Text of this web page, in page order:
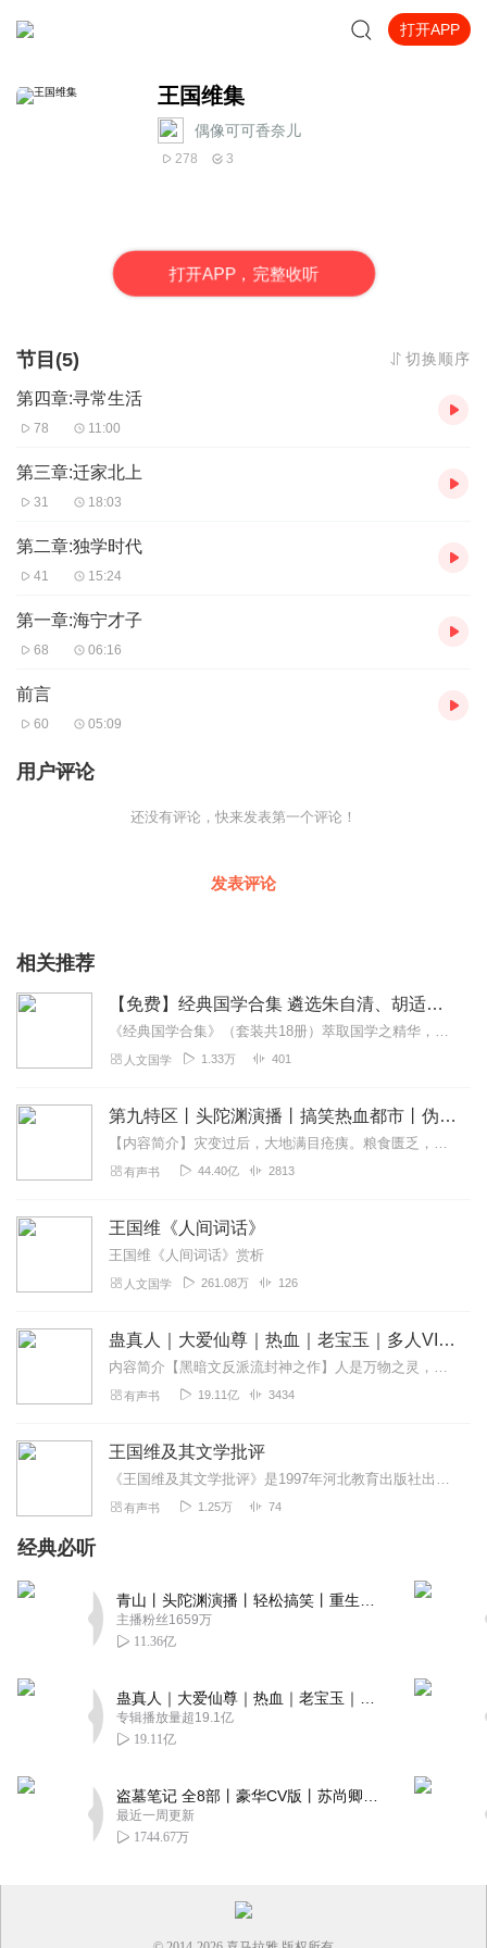
打开APP
王国维集
偶像可可香奈儿
278 3
打开APP，完整收听
节目(5) 切换顺序
第四章:寻常生活
78 11:00
第三章:迁家北上
31 18:03
第二章:独学时代
41 15:24
第一章:海宁才子
68 06:16
前言
60 05:09
用户评论
还没有评论，快来发表第一个评论！
发表评论
相关推荐
【免费】经典国学合集 遴选朱自清、胡适、南怀瑾、王国维等国学大师的经典著作
《经典国学合集》（套装共18册）萃取国学之精华，包括国学典籍、佛学、儒学、艺术等等，遴选了胡适、南怀瑾、王国维等国学大师的经典著作，帮助读者轻松领略国学之美，掌...
人文国学 1.33万 401
第九特区丨头陀渊演播丨搞笑热血都市丨伪戒丨VIP免费多人有声剧
【内容简介】灾变过后，大地满目疮痍。粮食匮乏，资源紧俏，局势混乱……一位从待规划区杀出来的青年，背对着漫天黄沙，孤身来到九区谋生，却不曾想偶然结识三五好友，一念...
有声书 44.40亿 2813
王国维《人间词话》
王国维《人间词话》赏析
人文国学 261.08万 126
蛊真人｜大爱仙尊｜热血｜老宝玉｜多人VIP免费有声剧
内容简介【黑暗文反派流封神之作】人是万物之灵，蛊是天地真精。一个穿越者不断重生的故事。一个养蛊、炼蛊、用蛊的奇特世界。配音组（男角色）老宝玉旁白...
有声书 19.11亿 3434
王国维及其文学批评
《王国维及其文学批评》是1997年河北教育出版社出版的图书，作者是叶嘉莹。本书成书于1997年7月，于1998年6月第二次印刷，出版后深受读者的欢迎和好评，专...
有声书 1.25万 74
经典必听
主播粉丝1659万
11.36亿
专辑播放量超19.1亿
19.11亿
最近一周更新
1744.67万